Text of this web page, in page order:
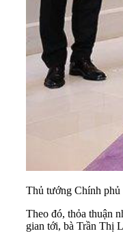
Thủ tướng Chính phủ
Theo đó, thỏa thuận
gian tới, bà Trần Thị